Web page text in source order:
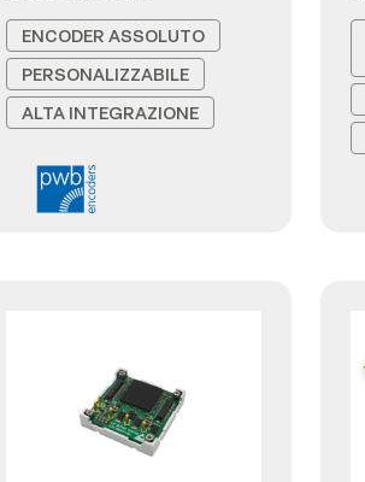
ENCODER ASSOLUTO
PERSONALIZZABILE
ALTA INTEGRAZIONE